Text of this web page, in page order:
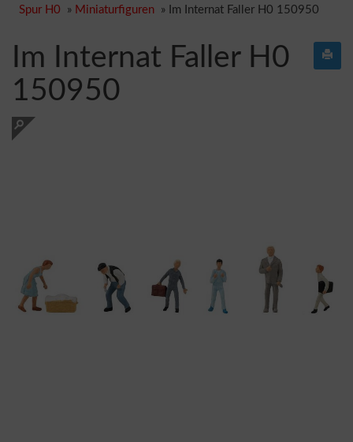
Spur H0 » Miniaturfiguren » Im Internat Faller H0 150950
Im Internat Faller H0
150950